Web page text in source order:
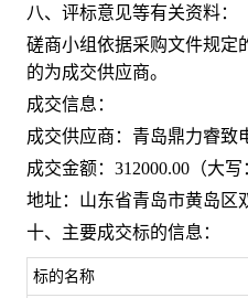
八、评标意见等有关资料：
磋商小组依据采购文件规定
的为成交供应商。
成交信息：
成交供应商： 青岛鼎力睿致
成交金额： 312000.00 （大写
地址： 山东省青岛市黄岛区
十、主要成交标的信息：
标的名称